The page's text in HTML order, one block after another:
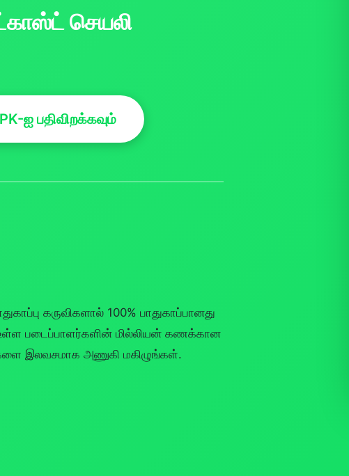
செயலி
ஐ பதிவிறக்கவும்
கருவிகளால் 100% பாதுகாப்பானது
உள்ள படைப்பாளர்களின் மில்லியன் கணக்கான
இலவசமாக அணுகி மகிழுங்கள்.